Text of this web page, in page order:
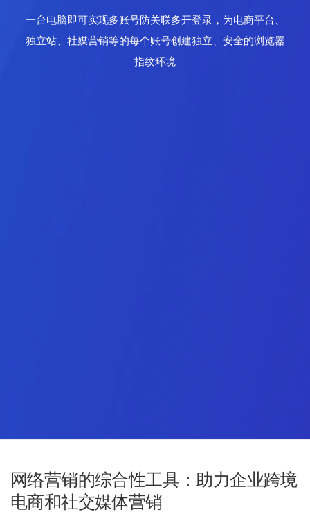
一台电脑即可实现多账号防关联多开登录，为电商平台、
独立站、社媒营销等的每个账号创建独立、安全的浏览器
指纹环境
网络营销的综合性工具：助力企业跨境
电商和社交媒体营销